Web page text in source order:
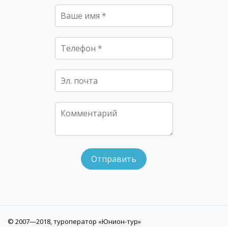
© 2007—2018, туроператор «Юнион-тур»